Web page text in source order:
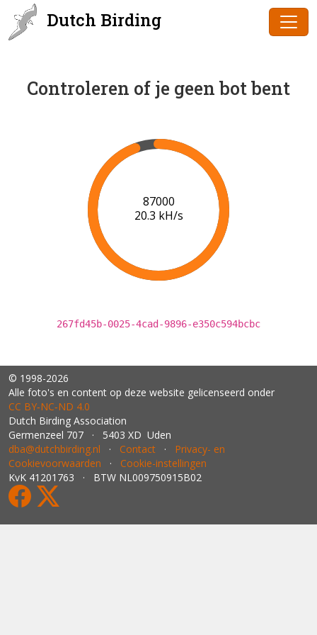
Dutch Birding
Controleren of je geen bot bent
88000
20.4 kH/s
267fd45b-0025-4cad-9896-e350c594bcbc
© 1998-2026
Alle foto's en content op deze website gelicenseerd onder
CC BY‑NC‑ND 4.0
Dutch Birding Association
Germenzeel 707 · 5403 XD Uden
dba@dutchbirding.nl · Contact · Privacy- en
Cookievoorwaarden · Cookie-instellingen
KvK 41201763 · BTW NL009750915B02